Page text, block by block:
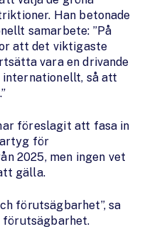
Han betonade
samarbete: ”På
att det viktigaste
vara en drivande
så att
föreslagit att fasa in
för
2025, men ingen vet
gälla.
förutsägbarhet”, sa
förutsägbarhet.